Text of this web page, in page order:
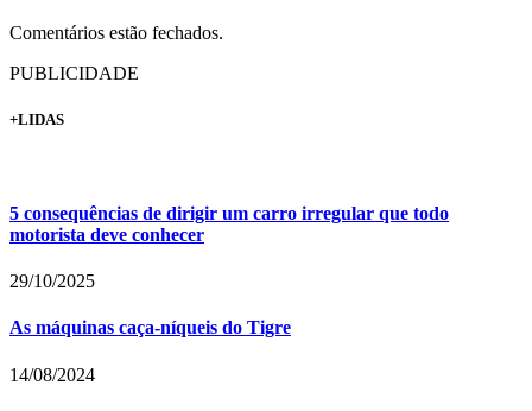
Comentários estão fechados.
PUBLICIDADE
+LIDAS
5 consequências de dirigir um carro irregular que todo
motorista deve conhecer
29/10/2025
As máquinas caça-níqueis do Tigre
14/08/2024